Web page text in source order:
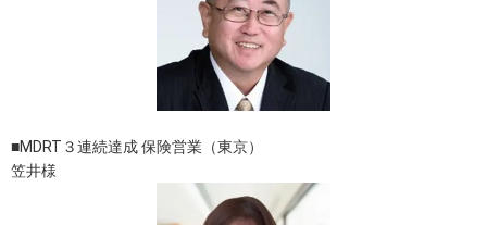
■MDRT３連続達成 保険営業（東京）
笠井様